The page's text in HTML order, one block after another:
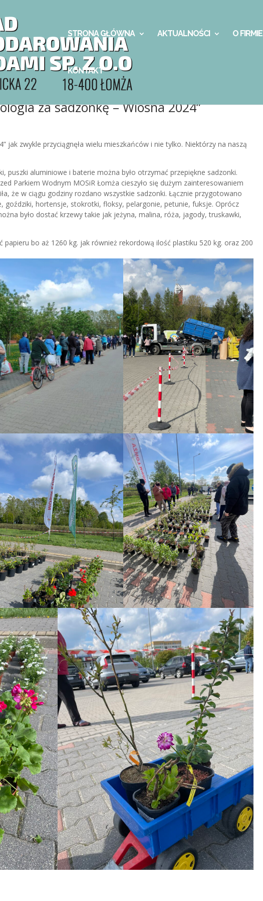
STRONA GŁÓWNA AKTUALNOŚCI O FIRMIE
KONTAKT
za sadzonkę – Wiosna 2024”
jak zwykle przyciągnęła wielu mieszkańców i nie tylko. Niektórzy na naszą
puszki aluminiowe i baterie można było otrzymać przepiękne sadzonki.
Parkiem Wodnym MOSiR Łomża cieszyło się dużym zainteresowaniem
że w ciągu godziny rozdano wszystkie sadzonki. Łącznie przygotowano
goździki, hortensje, stokrotki, floksy, pelargonie, petunie, fuksje. Oprócz
było dostać krzewy takie jak jeżyna, malina, róża, jagody, truskawki,
bo aż 1260 kg. jak również rekordową ilość plastiku 520 kg. oraz 200